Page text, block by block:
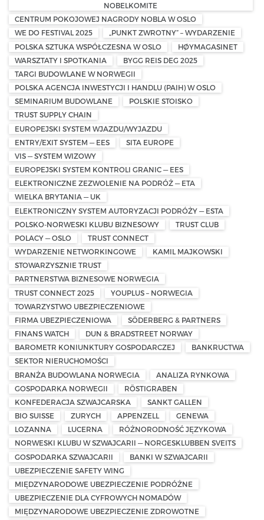
NOBELKOMITE
CENTRUM POKOJOWEJ NAGRODY NOBLA W OSLO
WE DO FESTIVAL 2025
„PUNKT ZWROTNY” – WYDARZENIE
POLSKA SZTUKA WSPÓŁCZESNA W OSLO
HØYMAGASINET
WARSZTATY I SPOTKANIA
BYGG REIS DEG 2025
TARGI BUDOWLANE W NORWEGII
POLSKA AGENCJA INWESTYCJI I HANDLU (PAIH) W OSLO
SEMINARIUM BUDOWLANE
POLSKIE STOISKO
TRUST SUPPLY CHAIN
EUROPEJSKI SYSTEM WJAZDU/WYJAZDU
ENTRY/EXIT SYSTEM — EES
SITA EUROPE
VIS — SYSTEM WIZOWY
EUROPEJSKI SYSTEM KONTROLI GRANIC — EES
ELEKTRONICZNE ZEZWOLENIE NA PODRÓŻ — ETA
WIELKA BRYTANIA — UK
ELEKTRONICZNY SYSTEM AUTORYZACJI PODRÓŻY — ESTA
POLSKO-NORWESKI KLUBU BIZNESOWY
TRUST CLUB
POLACY — OSLO
TRUST CONNECT
WYDARZENIE NETWORKINGOWE
KAMIL MAJKOWSKI
STOWARZYSZNIE TRUST
PARTNERSTWA BIZNESOWE NORWEGIA
TRUST CONNECT 2025
YOUPLUS – NORWEGIA
TOWARZYSTWO UBEZPIECZENIOWE
FIRMA UBEZPIECZENIOWA
SÖDERBERG & PARTNERS
FINANS WATCH
DUN & BRADSTREET NORWAY
BAROMETR KONIUNKTURY GOSPODARCZEJ
BANKRUCTWA
SEKTOR NIERUCHOMOŚCI
BRANŻA BUDOWLANA NORWEGIA
ANALIZA RYNKOWA
GOSPODARKA NORWEGII
RÖSTIGRABEN
KONFEDERACJA SZWAJCARSKA
SANKT GALLEN
BIO SUISSE
ZURYCH APPENZELL
GENEWA
LOZANNA
LUCERNA
RÓŻNORODNOŚĆ JĘZYKOWA
NORWESKI KLUBU W SZWAJCARII — NORGESKLUBBEN SVEITS
GOSPODARKA SZWAJCARII
BANKI W SZWAJCARII
UBEZPIECZENIE SAFETY WING
MIĘDZYNARODOWE UBEZPIECZENIE PODRÓŻNE
UBEZPIECZENIE DLA CYFROWYCH NOMADÓW
MIĘDZYNARODOWE UBEZPIECZENIE ZDROWOTNE